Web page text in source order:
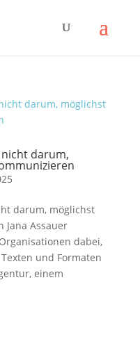
nicht darum,
darum, möglichst
Assauer
dabei,
und Formaten
einem